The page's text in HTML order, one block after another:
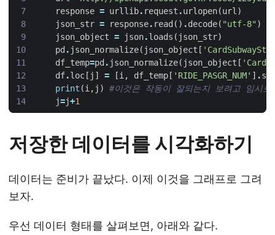
response = urllib. request .urlopen(url )
json_str = response. read () .decode( "utf-8")
json_object = json.loads ( json_str)
pd . json_normalize( json_object [
df_temp=pd . json_normalize( json_object [
df.loc [ j ] = [i , df_temp [ 'RIDE_PASGR_NUM' ] .
print (i , j )
#이것은 작동이 잘되는지 보려고 임시
j=j+1
저장한 데이터를 시각화하기
데이터는 준비가 끝났다. 이제 이것을 그래프로 그려
보자.
우선 데이터 형태를 살펴보면, 아래와 같다.